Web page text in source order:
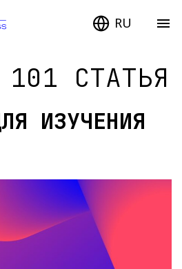
RU
101 СТАТЬЯ
ИЗУЧЕНИЯ